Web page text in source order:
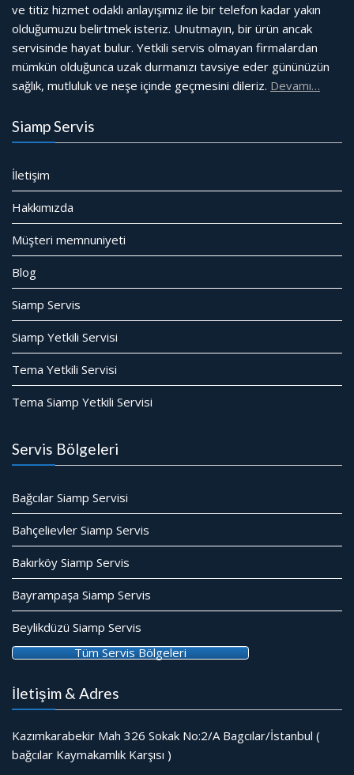
ve titiz hizmet odaklı anlayışımız ile bir telefon kadar yakın
olduğumuzu belirtmek isteriz. Unutmayın, bir ürün ancak
servisinde hayat bulur. Yetkili servis olmayan firmalardan
mümkün olduğunca uzak durmanızı tavsiye eder gününüzün
sağlık, mutluluk ve neşe içinde geçmesini dileriz. Devamı…
Siamp Servis
İletişim
Hakkımızda
Müşteri memnuniyeti
Blog
Siamp Servis
Siamp Yetkili Servisi
Tema Yetkili Servisi
Tema Siamp Yetkili Servisi
Servis Bölgeleri
Bağcılar Siamp Servisi
Bahçelievler Siamp Servis
Bakırköy Siamp Servis
Bayrampaşa Siamp Servis
Beylikdüzü Siamp Servis
Tüm Servis Bölgeleri
İletişim & Adres
Kazımkarabekir Mah 326 Sokak No:2/A Bagcılar/İstanbul (
bağcılar Kaymakamlık Karşısı )